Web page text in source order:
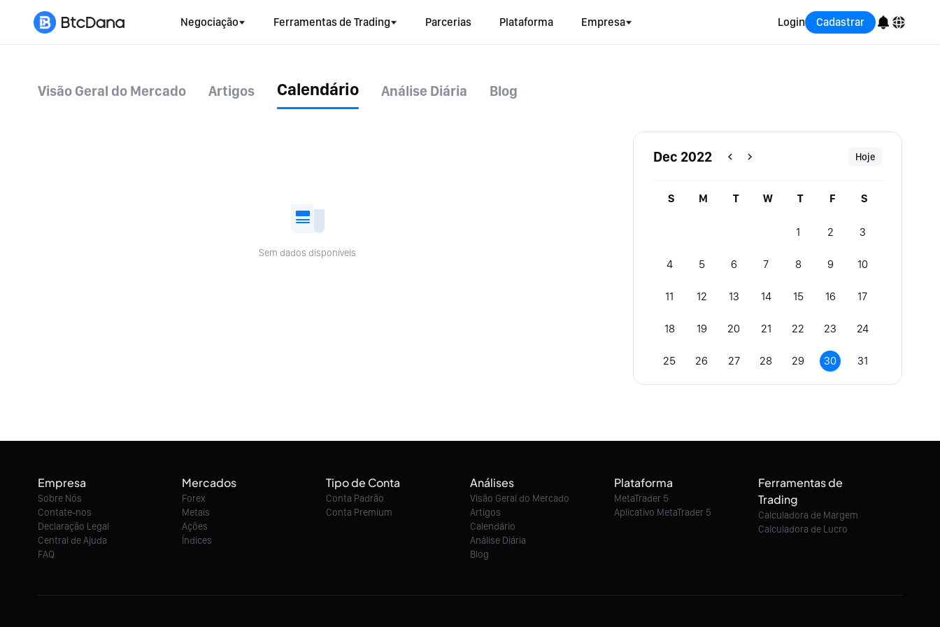
Negociação Ferramentas de Trading Parcerias Plataforma Empresa Login Cadastrar
Visão Geral do Mercado Artigos Calendário Análise Diária Blog
Sem dados disponíveis
Dec 2022 Hoje
S M T W T F S
1 2 3
4 5 6 7 8 9 10
11 12 13 14 15 16 17
18 19 20 21 22 23 24
25 26 27 28 29 30 31
Empresa
Sobre Nós
Contate-nos
Declaração Legal
Central de Ajuda
FAQ
Mercados
Forex
Metais
Ações
Índices
Tipo de Conta
Conta Padrão
Conta Premium
Análises
Visão Geral do Mercado
Artigos
Calendário
Análise Diária
Blog
Plataforma
MetaTrader 5
Aplicativo MetaTrader 5
Ferramentas de
Trading
Calculadora de Margem
Calculadora de Lucro